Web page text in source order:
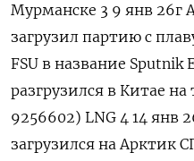
Мурманске 3 9 янв 26г
загрузил партию с
FSU в название ​Sputnik
разгрузился в ‌Китае
9256602) LNG 4 14 янв
загрузился на Арктик